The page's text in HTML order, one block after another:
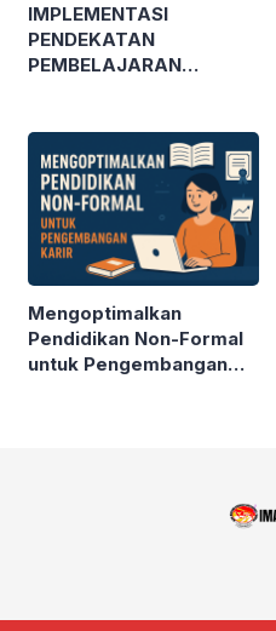
IMPLEMENTASI
PENDEKATAN
PEMBELAJARAN
KESETARAAN
Mengoptimalkan
Pendidikan Non-Formal
untuk Pengembangan